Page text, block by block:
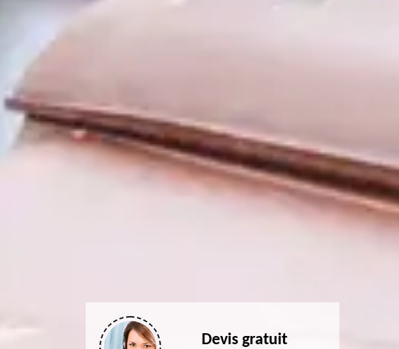
Devis gratuit